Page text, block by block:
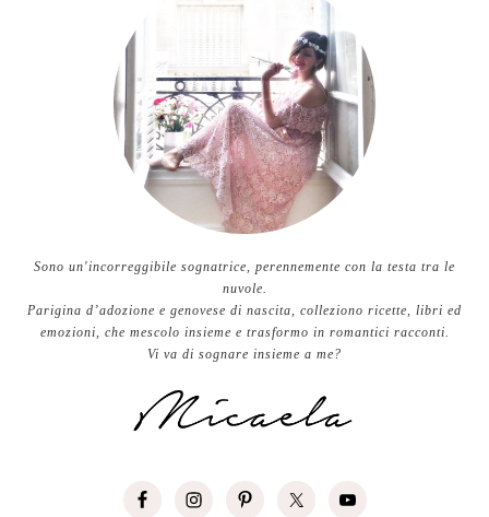
Sono un'incorreggibile sognatrice, perennemente con la testa tra le
nuvole.
Parigina d’adozione e genovese di nascita, colleziono ricette, libri ed
emozioni, che mescolo insieme e trasformo in romantici racconti.
Vi va di sognare insieme a me?